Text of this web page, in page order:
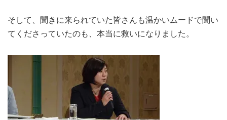
そして、聞きに来られていた皆さんも温かいムードで聞い
てくださっていたのも、本当に救いになりました。